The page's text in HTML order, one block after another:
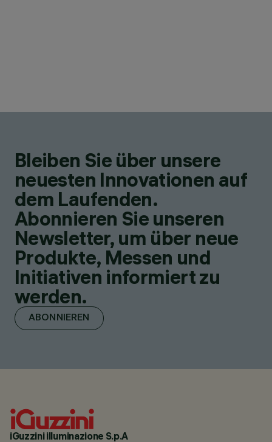
Bleiben Sie über unsere
neuesten Innovationen auf
dem Laufenden.
Abonnieren Sie unseren
Newsletter, um über neue
Produkte, Messen und
Initiativen informiert zu
werden.
ABONNIEREN
iGuzzini illuminazione S.p.A